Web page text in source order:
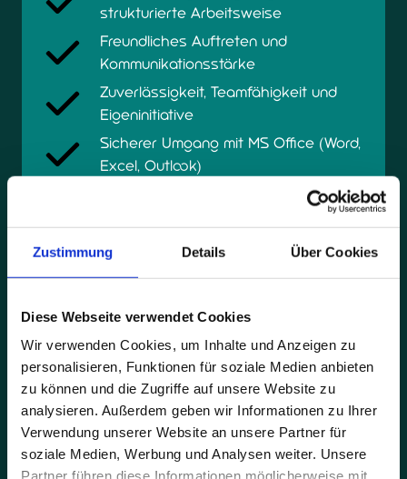
Zustimmung Details Über Cookies
Diese Webseite verwendet Cookies
Wir verwenden Cookies, um Inhalte und Anzeigen zu
personalisieren, Funktionen für soziale Medien anbieten
zu können und die Zugriffe auf unsere Website zu
analysieren. Außerdem geben wir Informationen zu Ihrer
Verwendung unserer Website an unsere Partner für
soziale Medien, Werbung und Analysen weiter. Unsere
Partner führen diese Informationen möglicherweise mit
strukturierte Arbeitsweise
Freundliches Auftreten und
Kommunikationsstärke
Zuverlässigkeit, Teamfähigkeit und
Eigeninitiative
Sicherer Umgang mit MS Office (Word,
Excel, Outlook)
Erfahrung im Handwerk / technischen
Umfeld ist von Vorteil, aber kein Muss
Darauf kannst Du Dich
freuen
Attraktive und faire Vergütung (je
nach Qualifikation und Erfahrung)
Monatlicher steuerfreier Sachbezug in